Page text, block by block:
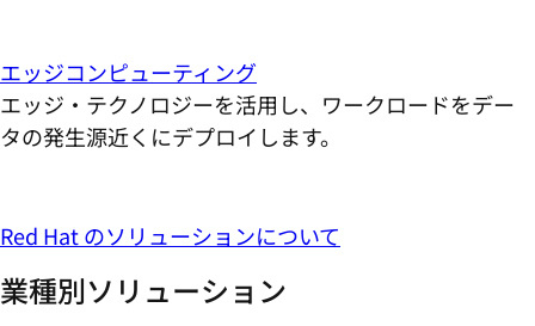
エッジコンピューティング
エッジ・テクノロジーを活用し、ワークロードをデー
タの発生源近くにデプロイします。
Red Hat のソリューションについて
業種別ソリューション